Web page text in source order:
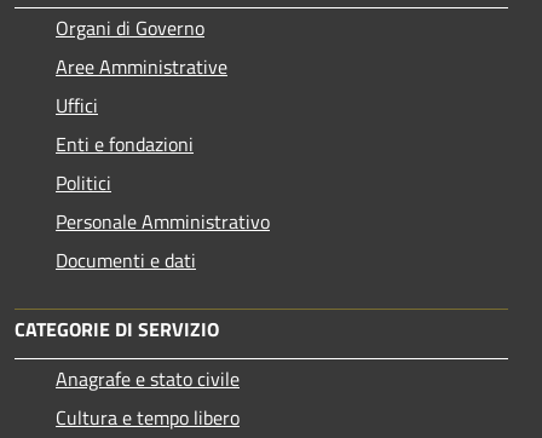
Organi di Governo
Aree Amministrative
Uffici
Enti e fondazioni
Politici
Personale Amministrativo
Documenti e dati
CATEGORIE DI SERVIZIO
Anagrafe e stato civile
Cultura e tempo libero